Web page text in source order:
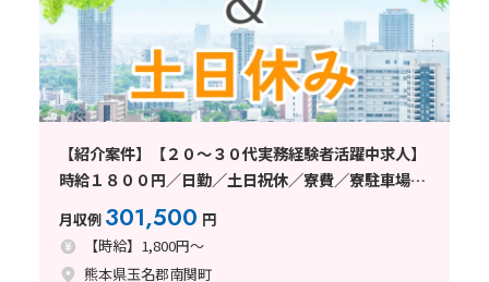
【紹介案件】【２０～３０代実務経験者活躍中求人】
時給１８００円／日勤／土日祝休／寮費／寮駐車場無
料・寮～車３０分
月収例 301,500 円
【時給】1,800円～
熊本県玉名郡南関町